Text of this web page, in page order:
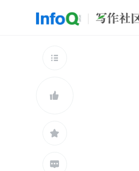
查看更多



